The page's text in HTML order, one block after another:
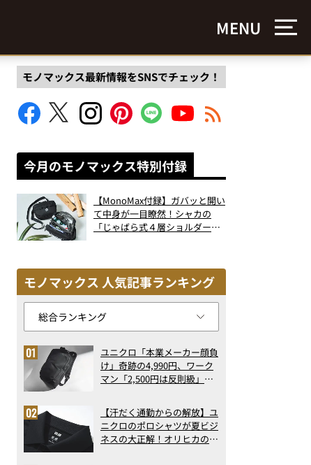
MENU
モノマックス最新情報をSNSでチェック！
今月のモノマックス特別付録
【MonoMax付録】ガバッと開い
て中身が一目瞭然！シャカの
「じゃばら式４層ショルダーバ
モノマックス 人気記事ランキング
ユニクロ「本業メーカー顔負
け」奇跡の4,990円、ワーク
マン「2,500円は反則級」凄
ト3】（2026年6月版）
【汗だく通勤からの解放】ユ
ニクロのポロシャツが夏ビジ
ネスの大正解！オリヒカの透